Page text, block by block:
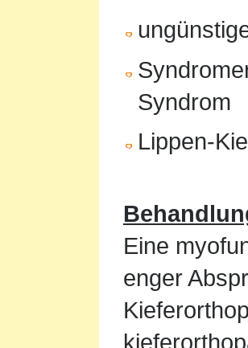
Syndrom
Lippen-
Eine
enger